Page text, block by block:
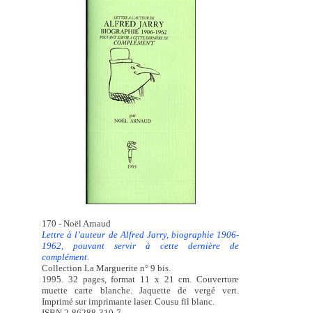
170 - Noël Arnaud
Lettre à l’auteur de Alfred Jarry, biographie 1906-
1962, pouvant servir à cette dernière de
complément.
Collection La Marguerite n° 9 bis.
1995. 32 pages, format 11 x 21 cm. Couverture
muette carte blanche. Jaquette de vergé vert.
Imprimé sur imprimante laser. Cousu fil blanc.